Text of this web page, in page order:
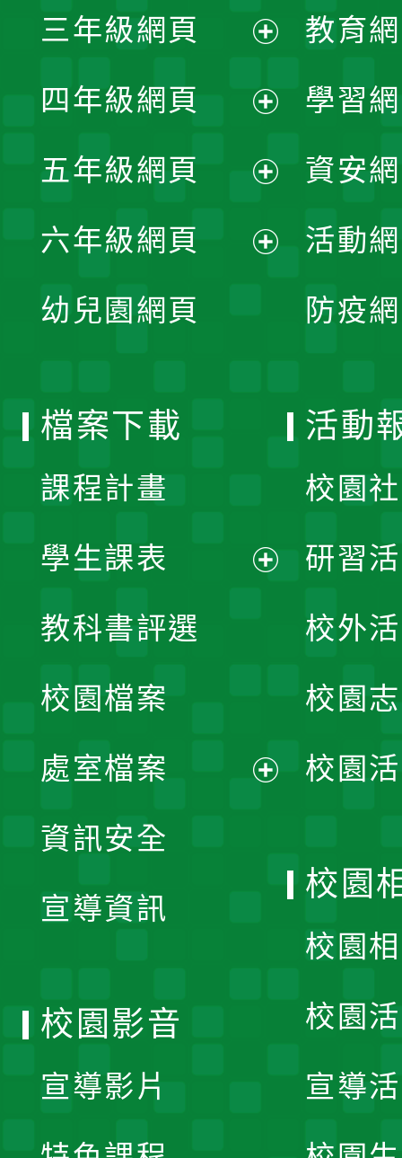
選
單
開
選
單
三年級網頁
開
選
單
四年級網頁
開
選
五年級網頁
開
六年級網頁
幼兒園網頁
教育
學習
資安
活動
防疫
檔案下載
課程計畫
學生課表
單
教科書評選
校園檔案
處室檔案
資訊安全
宣導資訊
活動
校園
研習
校外
校園
校園
校園
校園
校園
宣導
校園影音
宣導影片